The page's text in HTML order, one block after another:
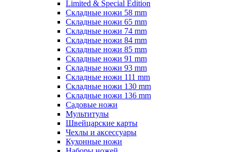
Limited & Special Edition
Складные ножи 58 mm
Складные ножи 65 mm
Складные ножи 74 mm
Складные ножи 84 mm
Складные ножи 85 mm
Складные ножи 91 mm
Складные ножи 93 mm
Складные ножи 111 mm
Складные ножи 130 mm
Складные ножи 136 mm
Садовые ножи
Мультитулы
Швейцарские карты
Чехлы и аксессуары
Кухонные ножи